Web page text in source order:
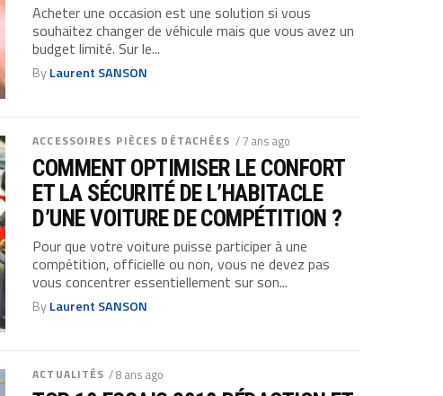
Acheter une occasion est une solution si vous
souhaitez changer de véhicule mais que vous avez un
budget limité. Sur le...
ByLaurent SANSON
ACCESSOIRES PIÈCES DÉTACHÉES / 7 ans ago
COMMENT OPTIMISER LE CONFORT
ET LA SÉCURITÉ DE L’HABITACLE
D’UNE VOITURE DE COMPÉTITION ?
Pour que votre voiture puisse participer à une
compétition, officielle ou non, vous ne devez pas
vous concentrer essentiellement sur son...
ByLaurent SANSON
ACTUALITÉS / 8 ans ago